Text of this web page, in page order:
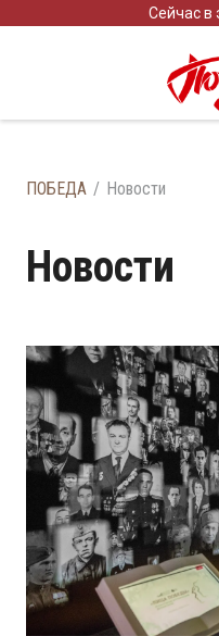
Сейчас в
ПОБЕДА Новости
Новости